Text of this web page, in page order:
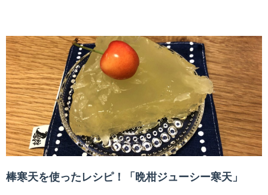
棒寒天を使ったレシピ！「晩柑ジューシー寒天」